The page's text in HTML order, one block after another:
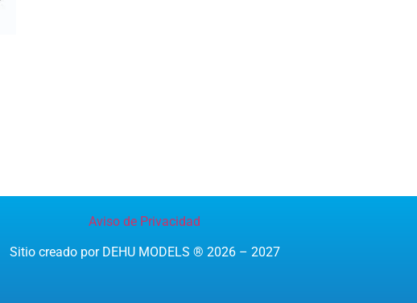
Aviso de Privacidad
Sitio creado por DEHU MODELS ® 2026 – 2027